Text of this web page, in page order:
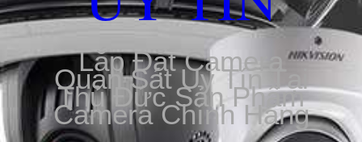
Lắp Đặt Camera
Quan Sát Uy Tín Tại
Thủ Đức Sản Phẩm
Camera Chính Hãng